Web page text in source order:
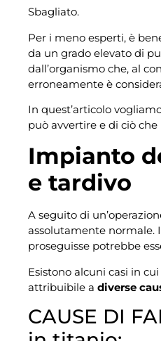
Sbagliato.
Per i meno esperti, è
da un grado elevato di
dall’organismo che, al
erroneamente è
In quest’articolo
può avvertire e di ciò
Impianto
e tardivo
A seguito di
assolutamente normale.
proseguisse potrebbe
Esistono alcuni casi in
attribuibile a diverse
CAUSE DI